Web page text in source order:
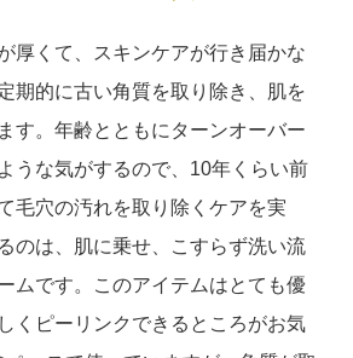
厚くて、スキンケアが行き届かな
期的に古い角質を取り除き、肌を
す。年齢とともにターンオーバー
うな気がするので、10年くらい前
毛穴の汚れを取り除くケアを実
のは、肌に乗せ、こすらず洗い流
ムです。このアイテムはとても優
くピーリンクできるところがお気